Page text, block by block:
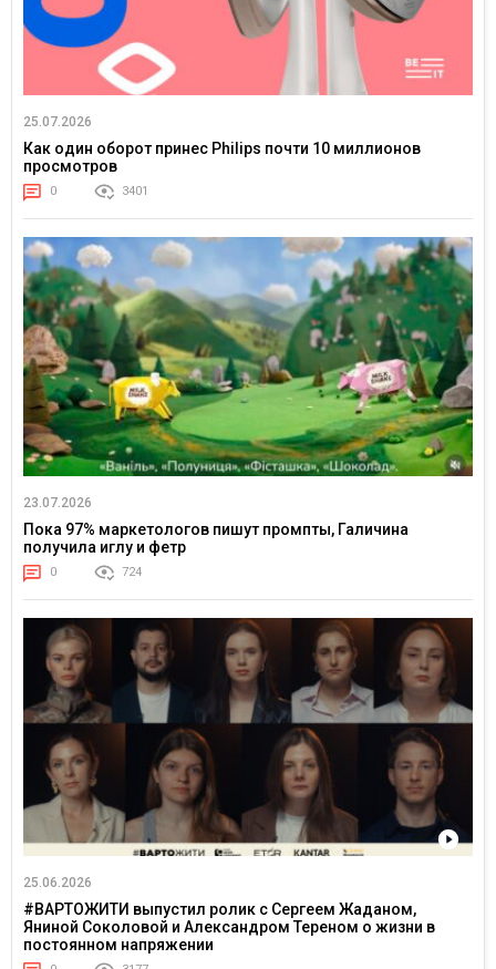
25.07.2026
Как один оборот принес Philips почти 10 миллионов
просмотров
0 3401
23.07.2026
Пока 97% маркетологов пишут промпты, Галичина
получила иглу и фетр
0 724
25.06.2026
#ВАРТОЖИТИ выпустил ролик с Сергеем Жаданом,
Яниной Соколовой и Александром Тереном о жизни в
постоянном напряжении